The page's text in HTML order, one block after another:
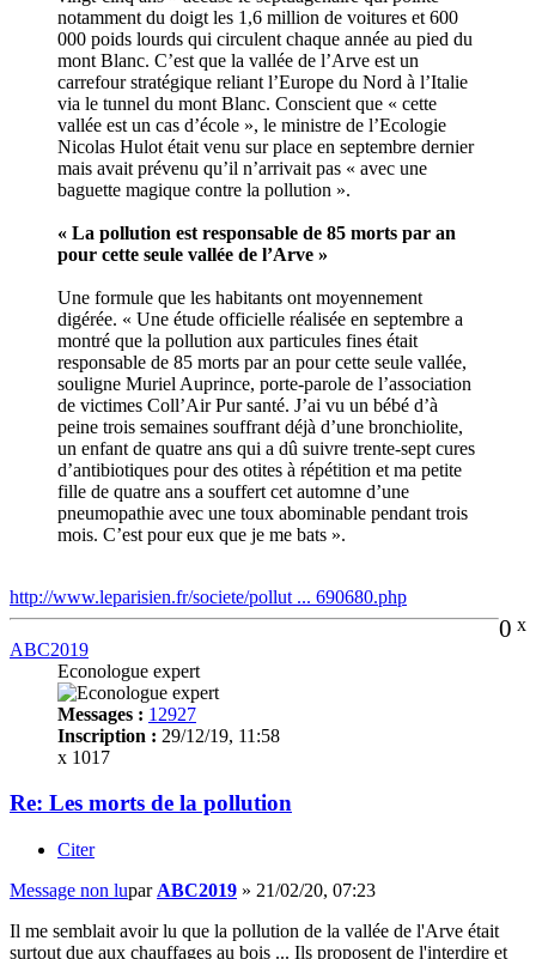
notamment du doigt les 1,6 million de voitures et 600
000 poids lourds qui circulent chaque année au pied du
mont Blanc. C’est que la vallée de l’Arve est un
carrefour stratégique reliant l’Europe du Nord à l’Italie
via le tunnel du mont Blanc. Conscient que « cette
vallée est un cas d’école », le ministre de l’Ecologie
Nicolas Hulot était venu sur place en septembre dernier
mais avait prévenu qu’il n’arrivait pas « avec une
baguette magique contre la pollution ».
« La pollution est responsable de 85 morts par an
pour cette seule vallée de l’Arve »
Une formule que les habitants ont moyennement
digérée. « Une étude officielle réalisée en septembre a
montré que la pollution aux particules fines était
responsable de 85 morts par an pour cette seule vallée,
souligne Muriel Auprince, porte-parole de l’association
de victimes Coll’Air Pur santé. J’ai vu un bébé d’à
peine trois semaines souffrant déjà d’une bronchiolite,
un enfant de quatre ans qui a dû suivre trente-sept cures
d’antibiotiques pour des otites à répétition et ma petite
fille de quatre ans a souffert cet automne d’une
pneumopathie avec une toux abominable pendant trois
mois. C’est pour eux que je me bats ».
http://www.leparisien.fr/societe/pollut ... 690680.php
0 x
ABC2019
Econologue expert
Messages : 12927
Inscription : 29/12/19, 11:58
x 1017
Re: Les morts de la pollution
Citer
Message non lupar ABC2019 » 21/02/20, 07:23
Il me semblait avoir lu que la pollution de la vallée de l'Arve était
surtout due aux chauffages au bois ... Ils proposent de l'interdire et